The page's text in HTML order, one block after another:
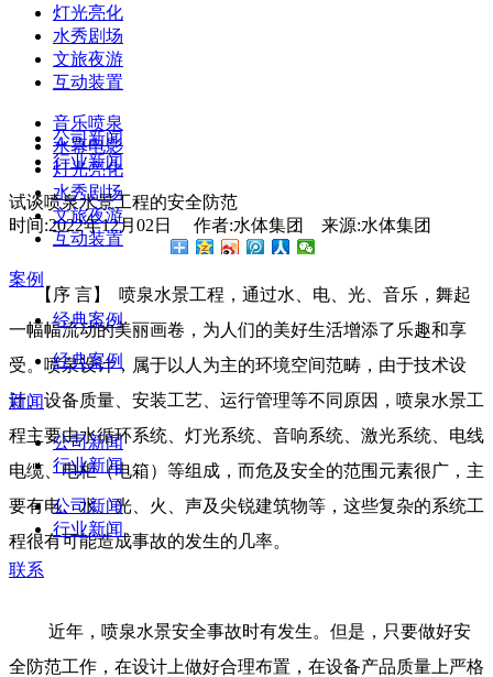
灯光亮化
水秀剧场
文旅夜游
互动装置
音乐喷泉
水幕电影
灯光亮化
水秀剧场
文旅夜游
互动装置
案例
经典案例
经典案例
新闻
公司新闻
行业新闻
公司新闻
行业新闻
联系
公司新闻
行业新闻
试谈喷泉水景工程的安全防范
时间:2022年12月02日 作者:水体集团 来源:水体集团
【序 言】 喷泉水景工程，通过水、电、光、音乐，舞起
一幅幅流动的美丽画卷，为人们的美好生活增添了乐趣和享
受。喷泉设计，属于以人为主的环境空间范畴，由于技术设
计、设备质量、安装工艺、运行管理等不同原因，喷泉水景工
程主要由水循环系统、灯光系统、音响系统、激光系统、电线
电缆、电柜（电箱）等组成，而危及安全的范围元素很广，主
要有电、水、光、火、声及尖锐建筑物等，这些复杂的系统工
程很有可能造成事故的发生的几率。
近年，喷泉水景安全事故时有发生。但是，只要做好安
全防范工作，在设计上做好合理布置，在设备产品质量上严格